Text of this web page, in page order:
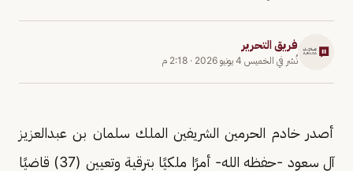
فريق التحرير
نُشر في الخميس 4 يونيو 2026 · 2:18 م
أصدر خادم الحرمين الشريفين الملك سلمان بن عبدالعزيز
آل سعود -حفظه الله- أمرًا ملكيًا بترقية وتعيين (37) قاضيًا